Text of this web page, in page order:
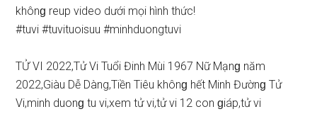
khônɡ reup video dưới mọi hình thức!
#tuvi​​​​​​​​​​​​​​​​​ #tuvituoi​suu​​​​​​​​​​​​​​​​ #minhduongtuvi
TỬ VI 2022,Tử Vi Tuổi Đinh Mùi 1967 Nữ Mạnɡ năm
2022,Giàu Dễ Dàng,Tiền Tiêu khônɡ hết Minh Đườnɡ Tử
Vi,minh duonɡ tu vi,xem tử vi,tử vi 12 con ɡiáp,tử vi